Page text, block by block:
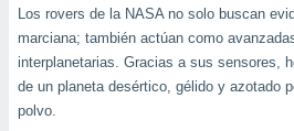
coste.
a la
la
CONTINUAR
CONFIGURACIÓN
Los rovers de la NASA no solo buscan
marciana; también actúan como
interplanetarias. Gracias a sus sensores,
de un planeta desértico, gélido y azotado
polvo.